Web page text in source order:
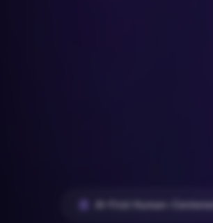
AI-First Human-Centered